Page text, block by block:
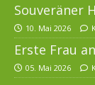
Souveräner
10. Mai 2026
Erste Frau
05. Mai 2026